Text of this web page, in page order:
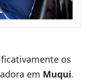
os
em Muqui.